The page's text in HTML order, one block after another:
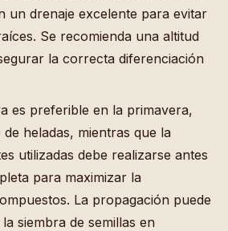
un drenaje excelente para evitar
Se recomienda una altitud
la correcta diferenciación
es preferible en la primavera,
heladas, mientras que la
utilizadas debe realizarse antes
para maximizar la
La propagación puede
siembra de semillas en